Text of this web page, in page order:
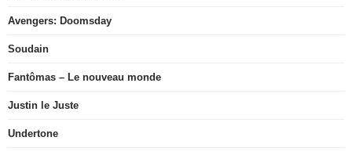
Avengers: Doomsday
Soudain
Fantômas – Le nouveau monde
Justin le Juste
Undertone